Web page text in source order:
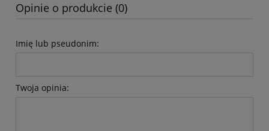
Opinie o produkcie (0)
Imię lub pseudonim:
Twoja opinia: